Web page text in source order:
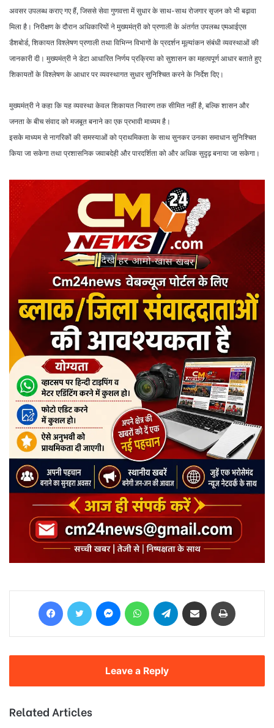
अवसर उपलब्ध कराए गए हैं, जिससे सेवा गुणवत्ता में सुधार के साथ-साथ रोजगार सृजन को भी बढ़ावा
मिला है। निरीक्षण के दौरान अधिकारियों ने मुख्यमंत्री को प्रणाली के अंतर्गत उपलब्ध एमआईएस
डैशबोर्ड, शिकायत विश्लेषण प्रणाली तथा विभिन्न विभागों के प्रदर्शन मूल्यांकन संबंधी व्यवस्थाओं की
जानकारी दी। मुख्यमंत्री ने डेटा आधारित निर्णय प्रक्रिया को सुशासन का महत्वपूर्ण आधार बताते हुए
शिकायतों के विश्लेषण के आधार पर व्यवस्थागत सुधार सुनिश्चित करने के निर्देश दिए।
मुख्यमंत्री ने कहा कि यह व्यवस्था केवल शिकायत निवारण तक सीमित नहीं है, बल्कि शासन और
जनता के बीच संवाद को मजबूत बनाने का एक प्रभावी माध्यम है।
इसके माध्यम से नागरिकों की समस्याओं को प्राथमिकता के साथ सुनकर उनका समाधान सुनिश्चित
किया जा सकेगा तथा प्रशासनिक जवाबदेही और पारदर्शिता को और अधिक सुदृढ़ बनाया जा सकेगा।
Facebook Twitter MessengerWhatsApp Telegram Share via Email
Leave a Reply
Related Articles